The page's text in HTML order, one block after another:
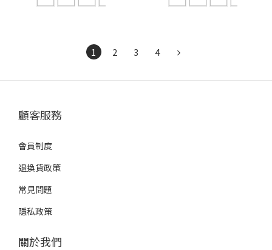
1 2 3 4
顧客服務
會員制度
退換貨政策
常見問題
隱私政策
關於我們